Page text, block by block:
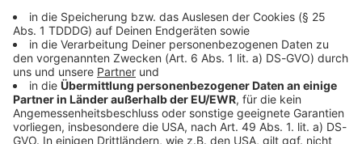
DAS KÖNNTE DICH AUCH INTERESSIEREN
Welt